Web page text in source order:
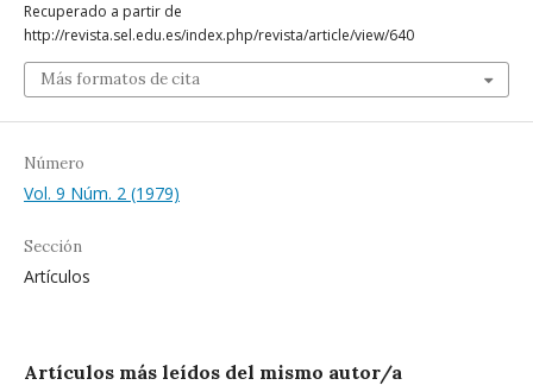
Recuperado a partir de
http://revista.sel.edu.es/index.php/revista/article/view/640
Más formatos de cita
Número
Vol. 9 Núm. 2 (1979)
Sección
Artículos
Artículos más leídos del mismo autor/a